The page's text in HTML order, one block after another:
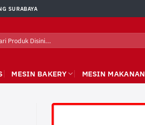
SURABAYA
MESIN BAKERY MESIN MAKANAN